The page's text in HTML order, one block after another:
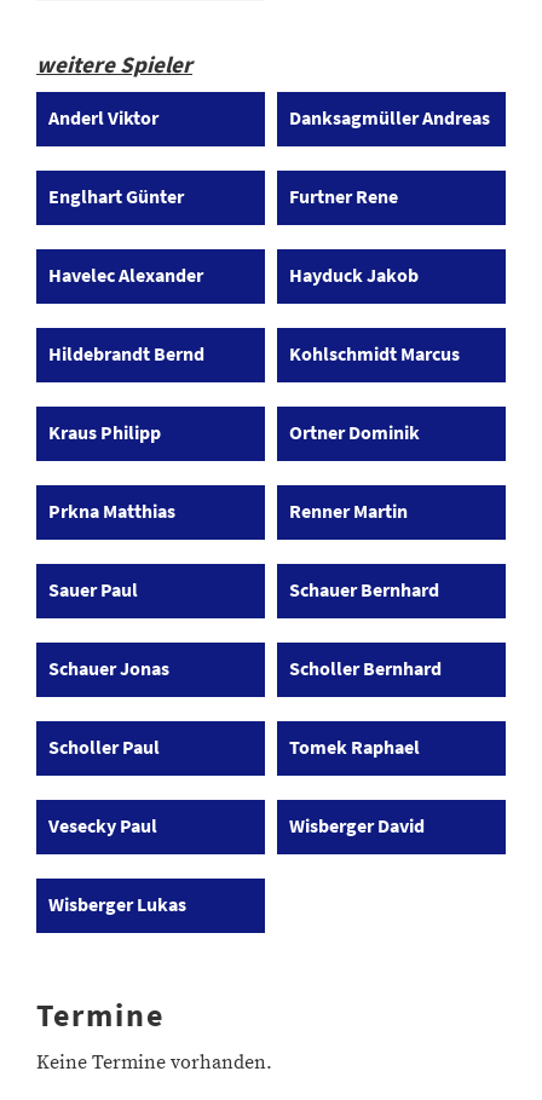
weitere Spieler
Anderl Viktor Danksagmüller Andreas
Englhart Günter Furtner Rene
Havelec Alexander Hayduck Jakob
Hildebrandt Bernd Kohlschmidt Marcus
Kraus Philipp Ortner Dominik
Prkna Matthias Renner Martin
Sauer Paul Schauer Bernhard
Schauer Jonas Scholler Bernhard
Scholler Paul Tomek Raphael
Vesecky Paul Wisberger David
Wisberger Lukas
Termine
Keine Termine vorhanden.